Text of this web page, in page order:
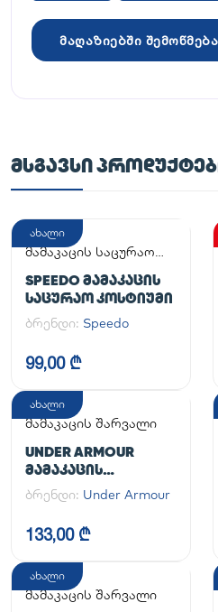
მაღაზიებში შემოწმება
ᲛᲡᲒᲐᲕᲡᲘ
ახალი
მამაკაცის საცურაო
SPEEDO ᲛᲐᲛᲐᲙᲐᲪᲘᲡ
ᲡᲐᲪᲣᲠᲐᲝ ᲙᲝᲡᲢᲘᲣᲛᲘ
ბრენდი: Speedo
99,00 ₾
ახალი
მამაკაცის შარვალი
UNDER ARMOUR
ᲛᲐᲛᲐᲙᲐᲪᲘᲡ
ᲡᲞᲝᲠᲢᲣᲚᲘ ᲨᲐᲠᲕᲐᲚᲘ
UA CG ARMOUR
LEGGINGS
ბრენდი: Under Armour
133,00 ₾
ახალი
მამაკაცის შარვალი